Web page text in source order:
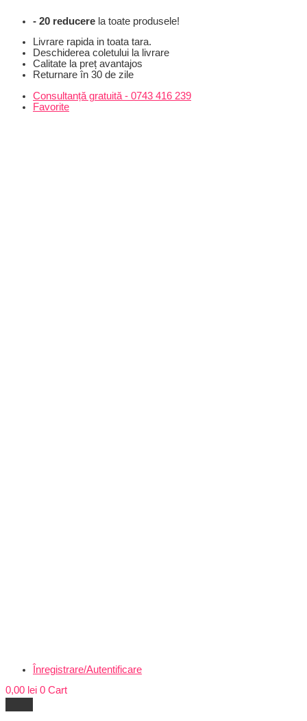
- 20 reducere la toate produsele!
Livrare rapida in toata tara.
Deschiderea coletului la livrare
Calitate la preț avantajos
Returnare în 30 de zile
Consultanță gratuită - 0743 416 239
Favorite
Înregistrare/Autentificare
0,00 lei 0 Cart